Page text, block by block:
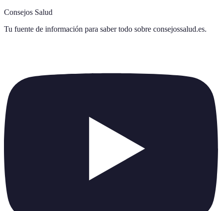
Consejos Salud
Tu fuente de información para saber todo sobre consejossalud.es.